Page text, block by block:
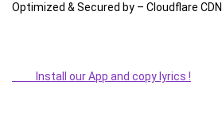
Optimized & Secured by – Cloudflare
Install our App and copy lyrics !